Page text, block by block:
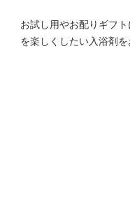
お試し用やお配りギフ
を楽しくしたい入浴剤を